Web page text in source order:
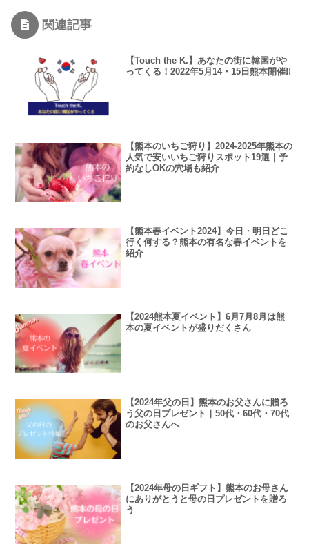
関連記事
【Touch the K.】あなたの街に韓国がや
ってくる！2022年5月14・15日熊本開催!!
【熊本のいちご狩り】2024-2025年熊本の
人気で安いいちご狩りスポット19選｜予
約なしOKの穴場も紹介
【熊本春イベント2024】今日・明日どこ
行く何する？熊本の有名な春イベントを
紹介
【2024熊本夏イベント】6月7月8月は熊
本の夏イベントが盛りだくさん
【2024年父の日】熊本のお父さんに贈ろ
う父の日プレゼント｜50代・60代・70代
のお父さんへ
【2024年母の日ギフト】熊本のお母さん
にありがとうと母の日プレゼントを贈ろ
う